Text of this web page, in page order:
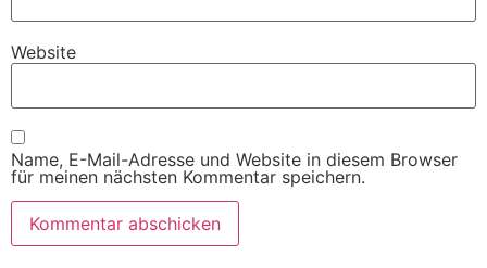
Website
Name, E-Mail-Adresse und Website in diesem Browser
für meinen nächsten Kommentar speichern.